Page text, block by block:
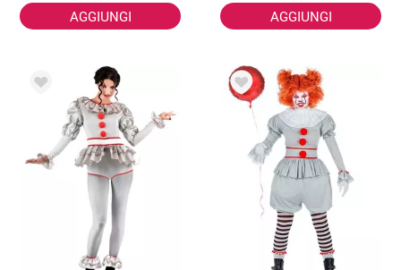
AGGIUNGI AGGIUNGI